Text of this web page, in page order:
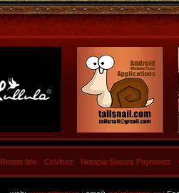
Retete fine CeVisez Netopia Secure Payments